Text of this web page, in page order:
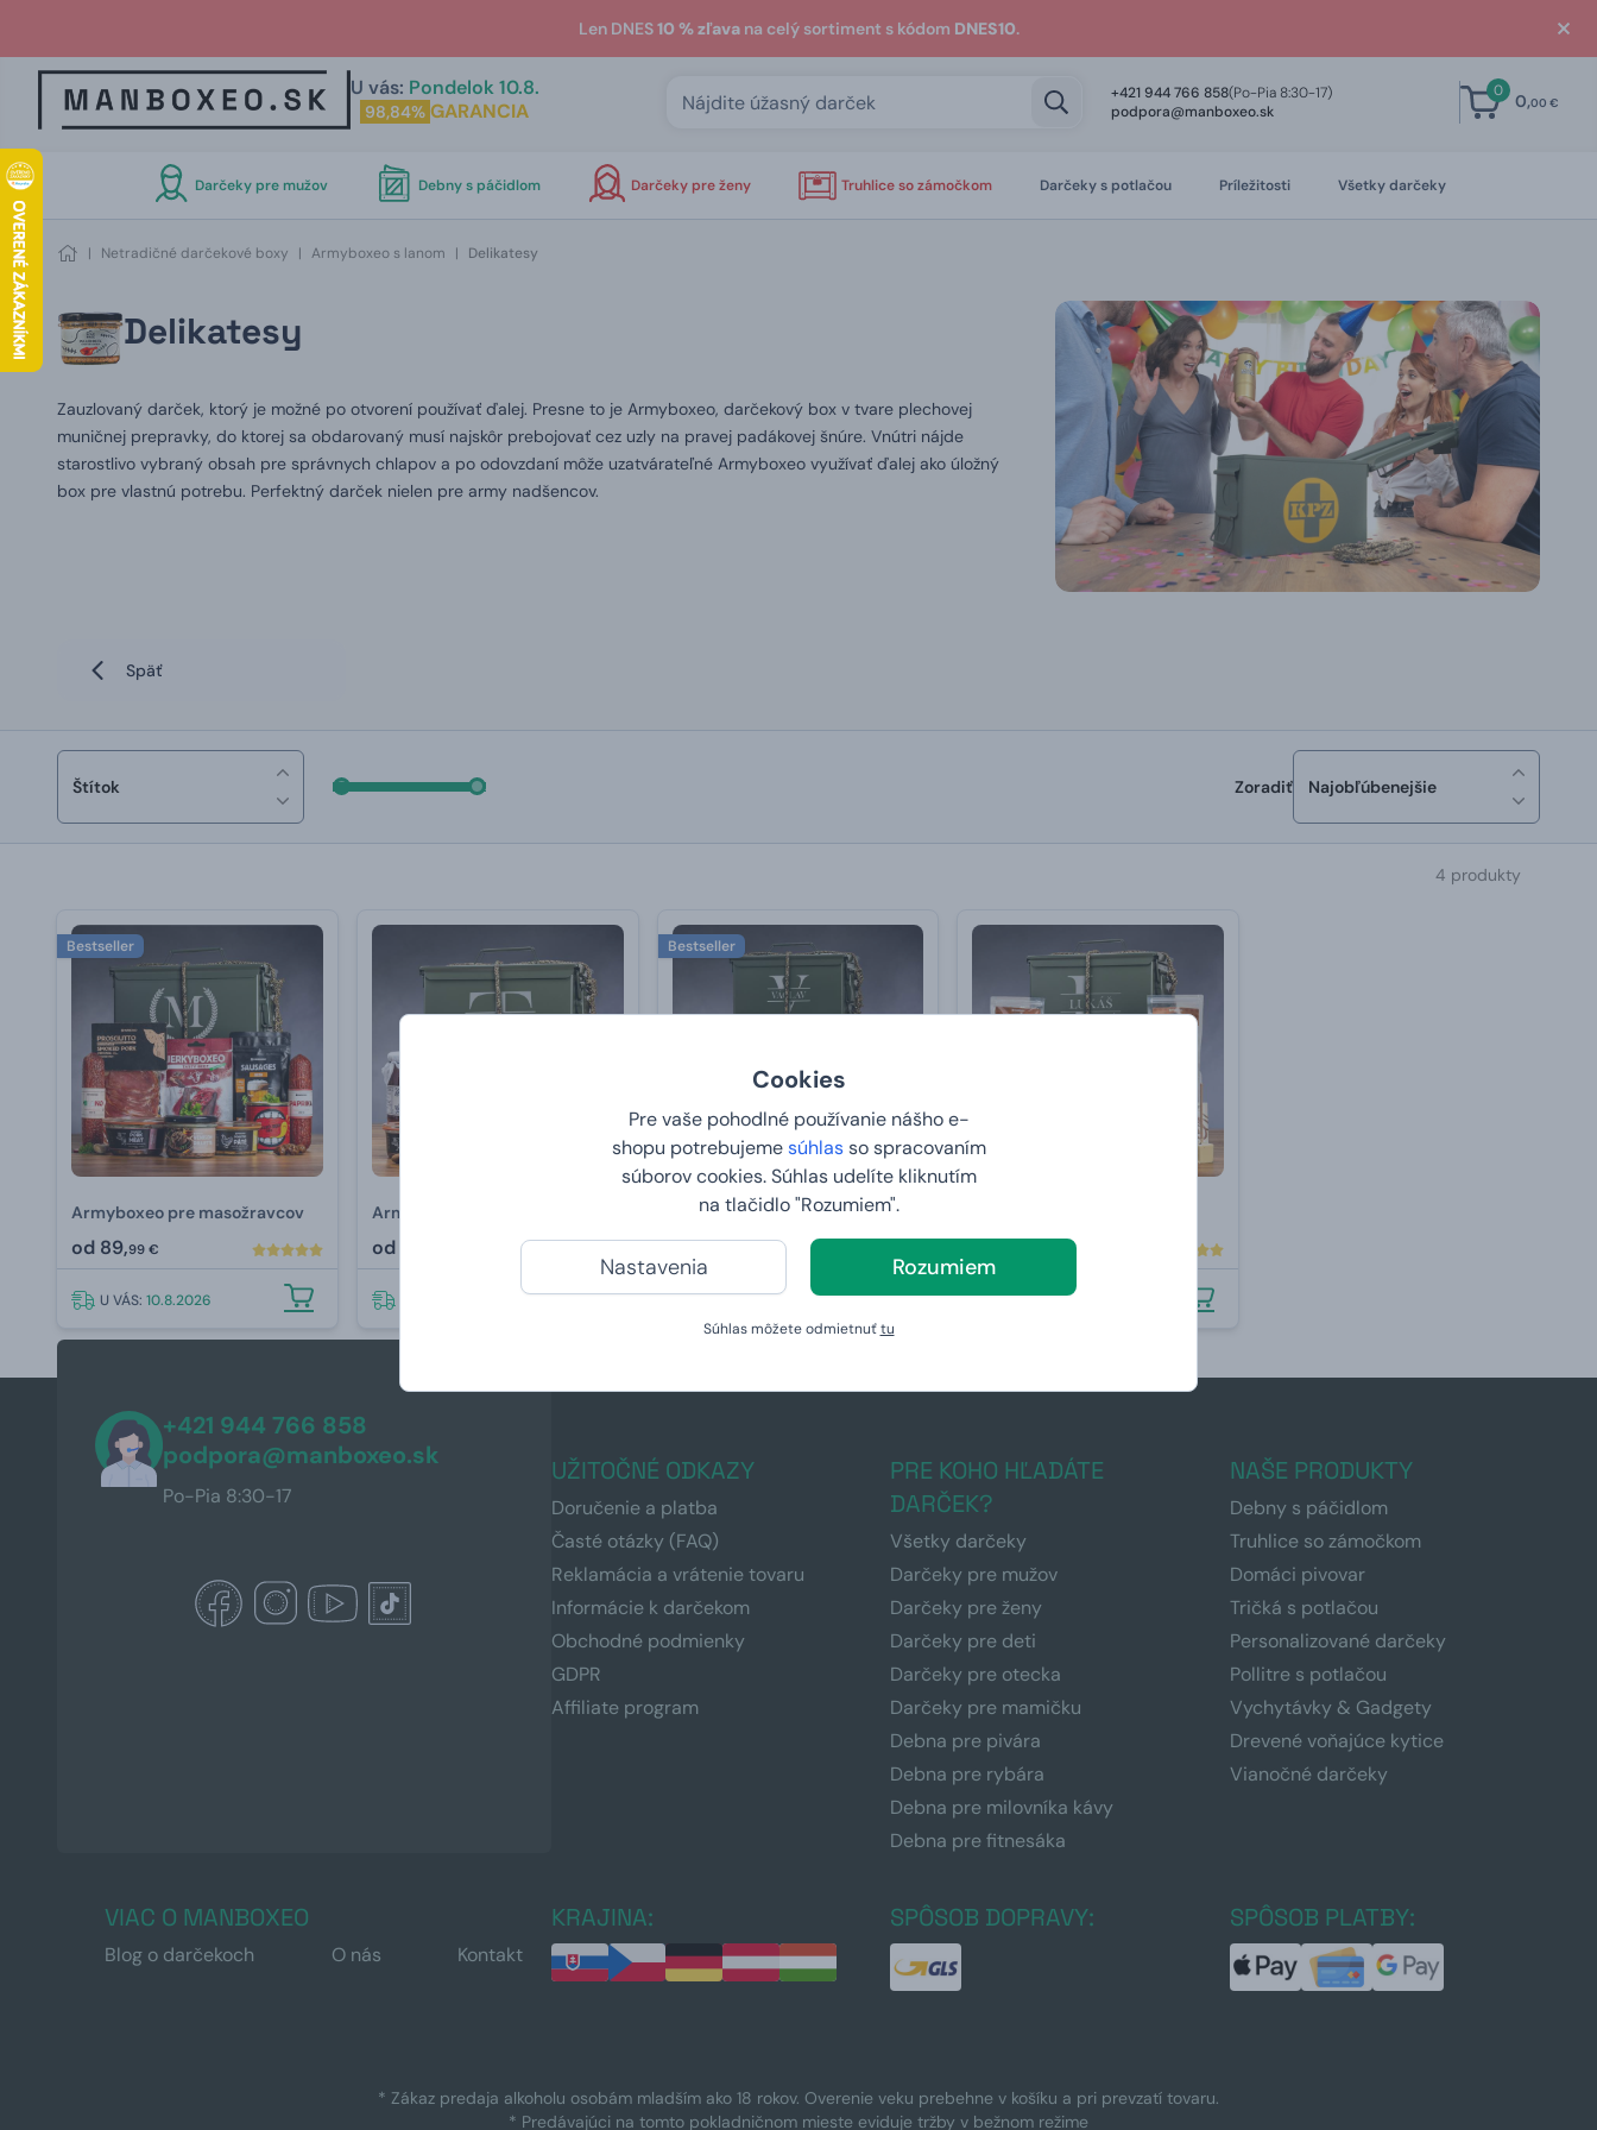
Cookies
Pre vaše pohodlné používanie nášho e-
shopu potrebujemesúhlasso spracovaním
súborov cookies. Súhlas udelíte kliknutím
na tlačidlo "Rozumiem".
Nastavenia Rozumiem
Súhlas môžete odmietnuťtu
Len DNES10 % zľavana celý sortiment s kódom DNES10.
U vás: Pondelok 10.8.
98,84% GARANCIA
+421 944 766 858(Po-Pia 8:30-17)
podpora@manboxeo.sk
0 0,00 €
Darčeky pre mužov Debny s páčidlom Darčeky pre ženy Truhlice so zámočkom Darčeky s potlačou Príležitosti Všetky darčeky
| Netradičné darčekové boxy | Armyboxeo s lanom | Delikatesy
Delikatesy
Zauzlovaný darček, ktorý je možné po otvorení používať ďalej. Presne to je Armyboxeo, darčekový box v tvare plechovej
muničnej prepravky, do ktorej sa obdarovaný musí najskôr prebojovať cez uzly na pravej padákovej šnúre. Vnútri nájde
starostlivo vybraný obsah pre správnych chlapov a po odovzdaní môže uzatvárateľné Armyboxeo využívať ďalej ako úložný
box pre vlastnú potrebu. Perfektný darček nielen pre army nadšencov.
Späť
Štítok Zoradiť Najobľúbenejšie
4 produkty
Bestseller
Armyboxeo pre masožravcov
od 89,99 €
U VÁS: 10.8.2026
Armyboxeo pre gurmána
od
Bestseller
Armyboxeo pre kávičkárov
89,
U VÁS:10.8.2026
89,
U VÁS:10.8.2026
+421 944 766 858
podpora@manboxeo.sk
Po-Pia 8:30-17
UŽITOČNÉ ODKAZY
Doručenie a platba
Časté otázky (FAQ)
Reklamácia a vrátenie tovaru
Informácie k darčekom
Obchodné podmienky
GDPR
Affiliate program
PRE KOHO HĽADÁTE
DARČEK?
Všetky darčeky
Darčeky pre mužov
Darčeky pre ženy
Darčeky pre deti
Darčeky pre otecka
Darčeky pre mamičku
Debna pre pivára
Debna pre rybára
Debna pre milovníka kávy
Debna pre fitnesáka
NAŠE PRODUKTY
Debny s páčidlom
Truhlice so zámočkom
Domáci pivovar
Tričká s potlačou
Personalizované darčeky
Pollitre s potlačou
Vychytávky & Gadgety
Drevené voňajúce kytice
Vianočné darčeky
VIAC O MANBOXEO
Blog o darčekoch O nás Kontakt
KRAJINA: SPÔSOB DOPRAVY: SPÔSOB PLATBY:
* Zákaz predaja alkoholu osobám mladším ako 18 rokov. Overenie veku prebehne v košíku a pri prevzatí tovaru.
* Predávajúci na tomto pokladničnom mieste eviduje tržby v bežnom režime